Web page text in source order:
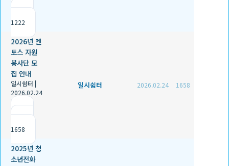
1222
2026년 멘
토스 자원
봉사단 모
집 안내
일시쉼터 |
2026.02.24
|
1658
일시쉼터 2026.02.24 1658
2025년 청
소년전화